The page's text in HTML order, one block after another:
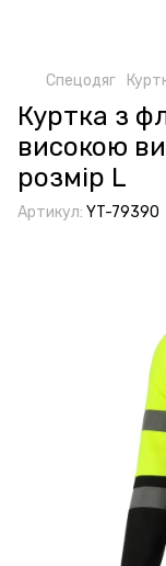
Спецодяг
Куртка з
високою
розмір L
Артикул: YT-79390